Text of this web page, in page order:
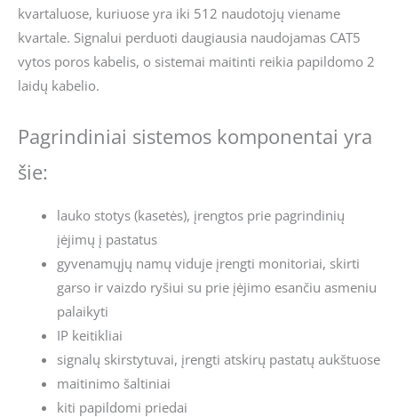
kvartaluose, kuriuose yra iki 512 naudotojų viename
kvartale. Signalui perduoti daugiausia naudojamas CAT5
vytos poros kabelis, o sistemai maitinti reikia papildomo 2
laidų kabelio.
Pagrindiniai sistemos komponentai yra
šie:
lauko stotys (kasetės), įrengtos prie pagrindinių
įėjimų į pastatus
gyvenamųjų namų viduje įrengti monitoriai, skirti
garso ir vaizdo ryšiui su prie įėjimo esančiu asmeniu
palaikyti
IP keitikliai
signalų skirstytuvai, įrengti atskirų pastatų aukštuose
maitinimo šaltiniai
kiti papildomi priedai